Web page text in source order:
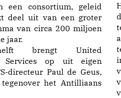
een consortium, geleid
deel uit van een groter
van circa 200 miljoen
jaar.
brengt United
Services op uit eigen
directeur Paul de Geus,
het Antilliaans